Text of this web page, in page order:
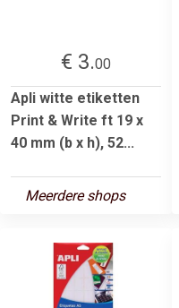
€ 3.00
Apli witte etiketten
Print & Write ft 19 x
40 mm (b x h), 52...
Meerdere shops